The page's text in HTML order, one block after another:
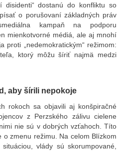
dostanú do konfliktu so
o porušovaní základných práv
kampaň na podporu
mienkotvorné médiá, ale aj mnohí
„nedemokratickým“ režimom:
ktorý môžu šíriť najmä medzi
aby šírili nepokoje
rokoch sa objavili aj konšpiračné
z Perzského zálivu cielene
nie sú v dobrých vzťahoch. Títo
o zmenu režimu. Na celom Blízkom
vlády sú skorumpované,